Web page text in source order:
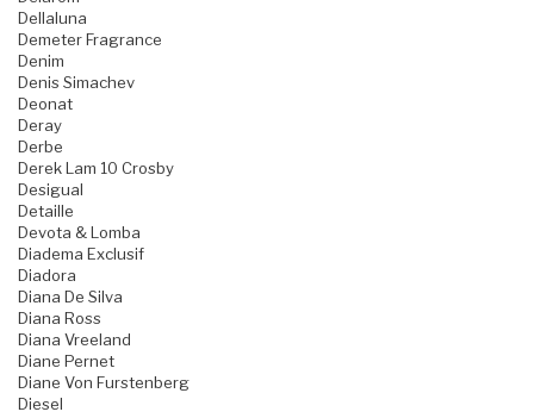
Dellaluna
Demeter Fragrance
Denim
Denis Simachev
Deonat
Deray
Derbe
Derek Lam 10 Crosby
Desigual
Detaille
Devota & Lomba
Diadema Exclusif
Diadora
Diana De Silva
Diana Ross
Diana Vreeland
Diane Pernet
Diane Von Furstenberg
Diesel